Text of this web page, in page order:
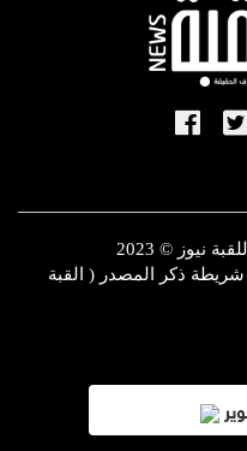
نيوز © 2023
شريطة ذكر المصدر ( القبة